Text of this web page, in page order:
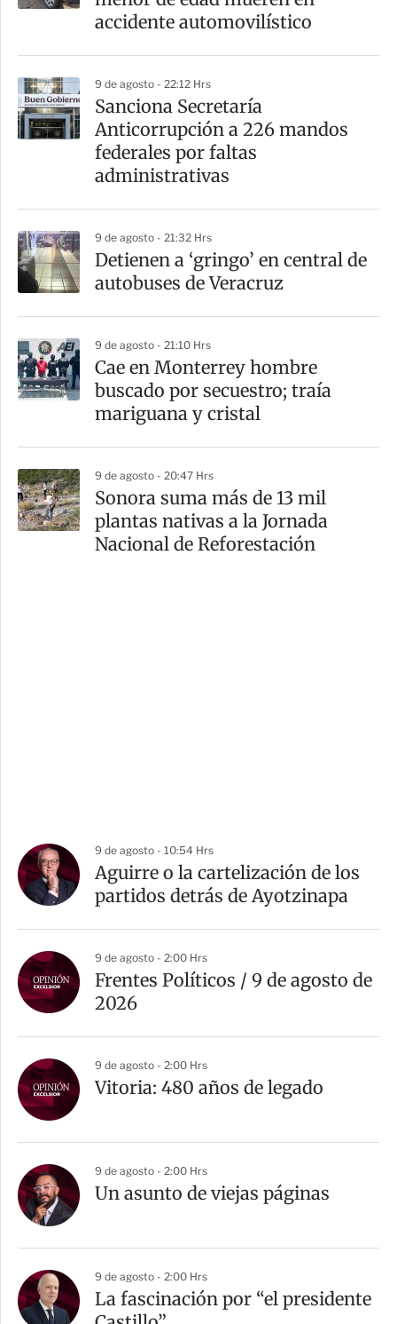
t
accidente automovilístico
9 de agosto - 22:12 Hrs
Sanciona Secretaría
Anticorrupción a 226 mandos
federales por faltas
administrativas
9 de agosto - 21:32 Hrs
Detienen a ‘gringo’ en central de
autobuses de Veracruz
9 de agosto - 21:10 Hrs
Cae en Monterrey hombre
buscado por secuestro; traía
mariguana y cristal
9 de agosto - 20:47 Hrs
Sonora suma más de 13 mil
plantas nativas a la Jornada
Nacional de Reforestación
9 de agosto - 10:54 Hrs
Aguirre o la cartelización de los
partidos detrás de Ayotzinapa
9 de agosto - 2:00 Hrs
Frentes Políticos / 9 de agosto de
2026
9 de agosto - 2:00 Hrs
Vitoria: 480 años de legado
9 de agosto - 2:00 Hrs
Un asunto de viejas páginas
9 de agosto - 2:00 Hrs
La fascinación por “el presidente